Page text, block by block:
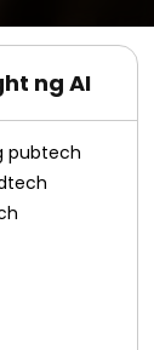
ng AI
pubtech